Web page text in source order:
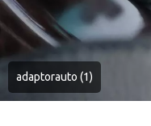
adaptorauto (1)